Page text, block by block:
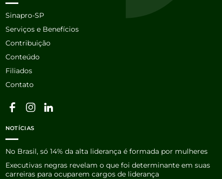
Sinapro-SP
Serviços e Benefícios
Contribuição
Conteúdo
Filiados
Contato
NOTÍCIAS
No Brasil, só 14% da alta liderança é formada por mulheres
Executivas negras revelam o que foi determinante em suas
carreiras para ocuparem cargos de liderança